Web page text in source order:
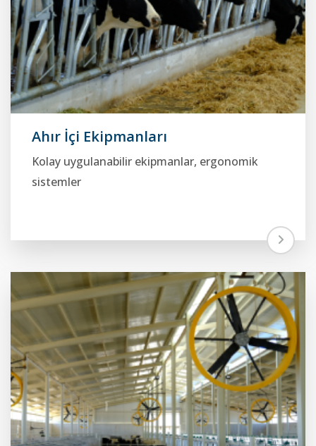
Ahır İçi Ekipmanları
Kolay uygulanabilir ekipmanlar, ergonomik
sistemler